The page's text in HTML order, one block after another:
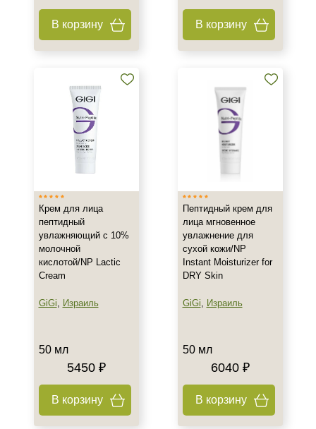
30 мл
50 мл
Аминокислоты
Бисаболол
Время применения
Вечер
День
Ежедневный
Показать еще
В корзину В корзину
Крем для лица
пептидный
увлажняющий с 10%
молочной
кислотой/NP Lactic
Cream
GiGi, Израиль
50 мл
5450 ₽
В корзину
Пептидный крем для
лица мгновенное
увлажнение для
сухой кожи/NP
Instant Moisturizer for
DRY Skin
GiGi, Израиль
50 мл
6040 ₽
В корзину